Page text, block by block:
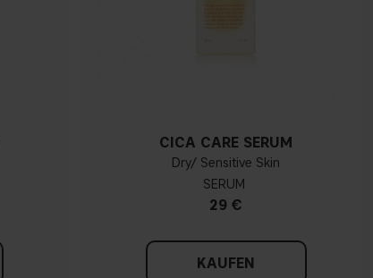
CICA CARE SERUM
Dry/ Sensitive Skin
SERUM
29 €
KAUFEN